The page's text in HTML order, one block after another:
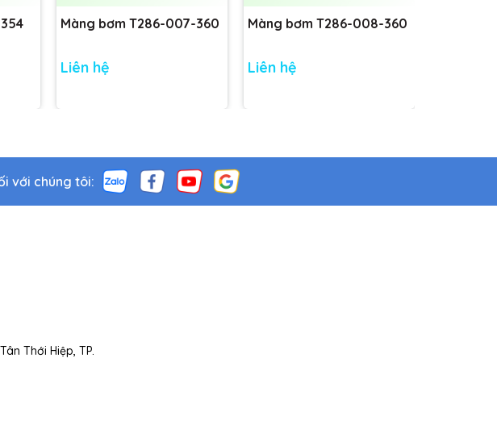
Màng bơm T286-007-360
Liên hệ
Màng bơm T286-008-360
Liên hệ
với chúng tôi:
Thới Hiệp, TP.